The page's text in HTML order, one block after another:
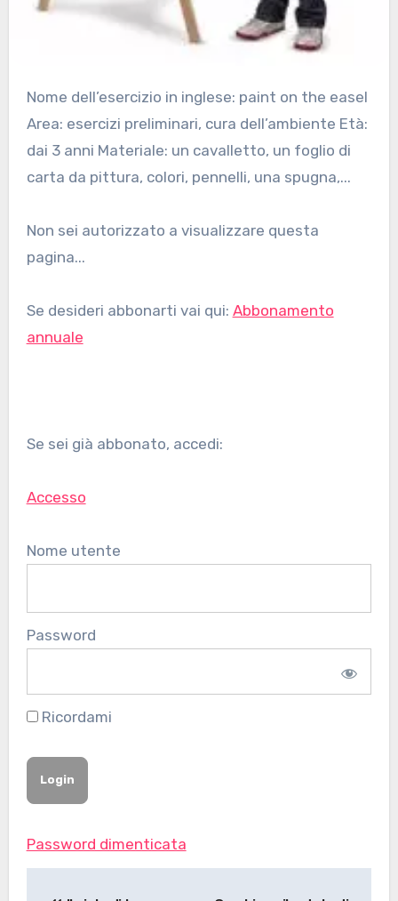
Nome dell’esercizio in inglese: paint on the easel
Area: esercizi preliminari, cura dell’ambiente Età:
dai 3 anni Materiale: un cavalletto, un foglio di
carta da pittura, colori, pennelli, una spugna,...
Non sei autorizzato a visualizzare questa
pagina...
Se desideri abbonarti vai qui: Abbonamento
annuale
Se sei già abbonato, accedi:
Accesso
Nome utente
Password
Ricordami
Password dimenticata